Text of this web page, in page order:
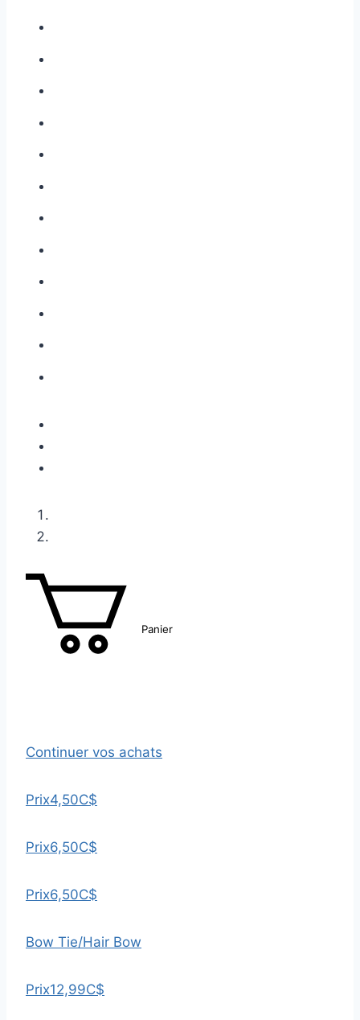
Panier
Continuer vos achats
Prix4,50C$
Prix6,50C$
Prix6,50C$
Bow Tie/Hair Bow
Prix12,99C$